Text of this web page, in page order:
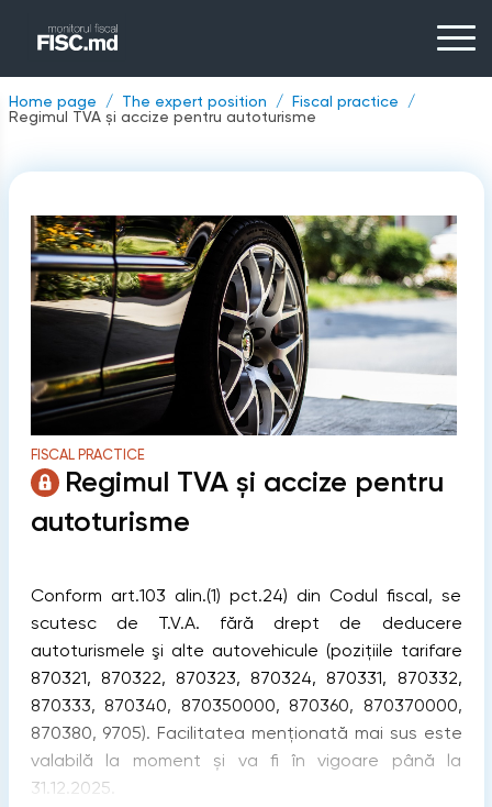
Home page The expert position
Fiscal practice
Regimul TVA și accize pentru autoturisme
FISCAL PRACTICE
Regimul TVA și accize pentru
autoturisme
Conform art.103 alin.(1) pct.24) din Codul fiscal, se
scutesc de T.V.A. fără drept de deducere
autoturismele şi alte autovehicule (poziţiile tarifare
870321, 870322, 870323, 870324, 870331, 870332,
870333, 870340, 870350000, 870360, 870370000,
870380, 9705). Facilitatea menționată mai sus este
valabilă la moment și va fi în vigoare până la
31.12.2025.